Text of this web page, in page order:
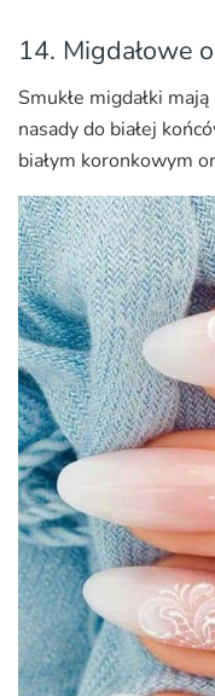
14. Migdałowe
Smukłe migdałki
nasady do białej
białym koronkowym